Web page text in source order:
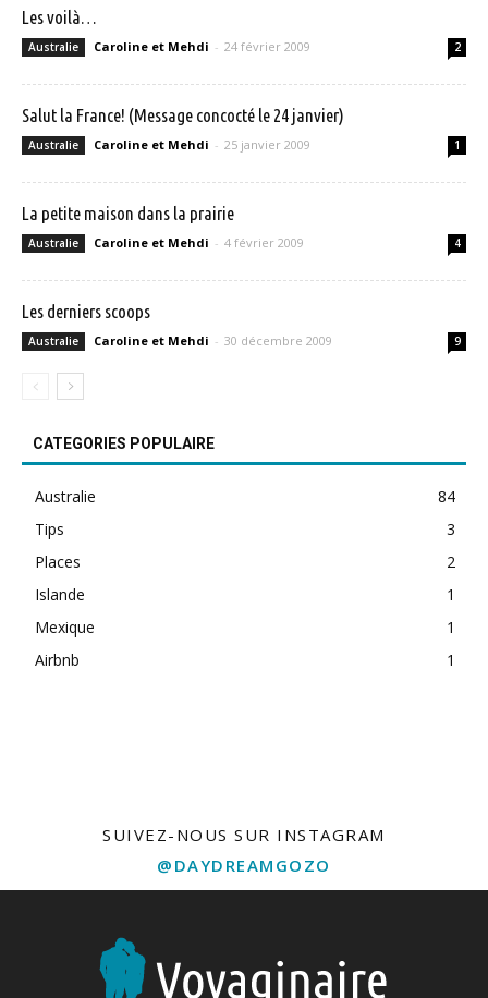
Les voilà…
Australie Caroline et Mehdi - 24 février 2009 2
Salut la France! (Message concocté le 24 janvier)
Australie Caroline et Mehdi - 25 janvier 2009 1
La petite maison dans la prairie
Australie Caroline et Mehdi - 4 février 2009 4
Les derniers scoops
Australie Caroline et Mehdi - 30 décembre 2009 9
CATEGORIES POPULAIRE
Australie
84
Tips
3
Places
2
Islande
1
Mexique
1
Airbnb
1
SUIVEZ-NOUS SUR INSTAGRAM
@DAYDREAMGOZO